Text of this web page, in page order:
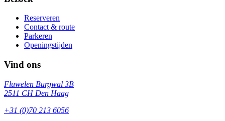
Reserveren
Contact & route
Parkeren
Openingstijden
Vind ons
Fluwelen Burgwal 3B
2511 CH Den Haag
+31 (0)70 213 6056